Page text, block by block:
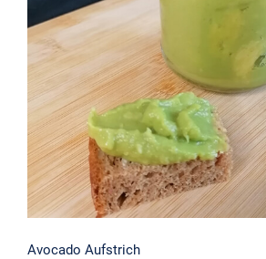
Avocado Aufstrich
Avocado Aufstrich